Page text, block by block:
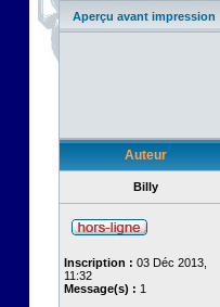
Aperçu avant impression
Auteur
Billy
Inscription : 03 Déc 2013,
11:32
Message(s) : 1